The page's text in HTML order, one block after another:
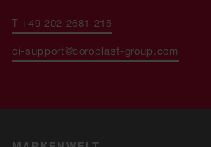
T +49 202 2681 215
ci-support@coroplast-group.com